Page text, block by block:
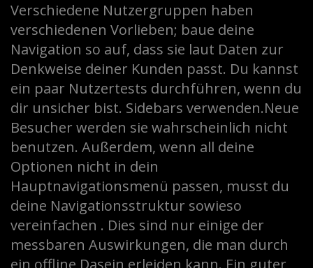
Verschiedene Nutzergruppen haben
verschiedenen Vorlieben; baue deine
Navigation so auf, dass sie laut Daten zur
Denkweise deiner Kunden passt. Du kannst
ein paar Nutzertests durchführen, wenn du
dir unsicher bist. Sidebars verwenden.Neue
Besucher werden sie wahrscheinlich nicht
benutzen. Außerdem, wenn all deine
Optionen nicht in dein
Hauptnavigationsmenü passen, musst du
deine Navigationsstruktur sowieso
vereinfachen . Dies sind nur einige der
messbaren Auswirkungen, die man durch
ein offline Dasein erleiden kann. Ein guter